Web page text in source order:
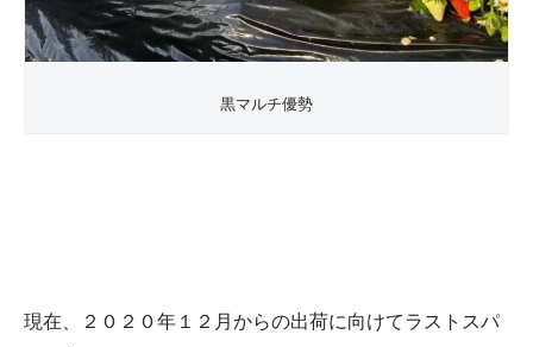
黒マルチ優勢
現在、２０２０年１２月からの出荷に向けてラストスパ